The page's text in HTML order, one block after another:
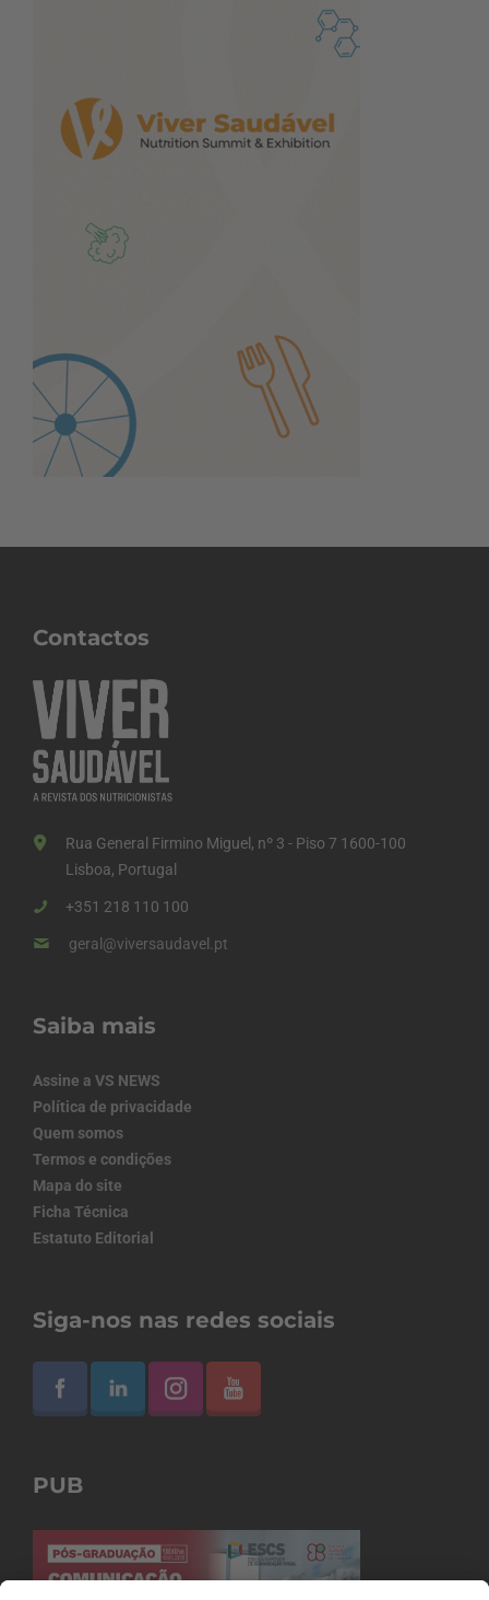
Contactos
Rua General Firmino Miguel, nº 3 - Piso 7 1600-100
Lisboa, Portugal
+351 218 110 100
geral@viversaudavel.pt
Saiba mais
Assine a VS NEWS
Política de privacidade
Quem somos
Termos e condições
Mapa do site
Ficha Técnica
Estatuto Editorial
Siga-nos nas redes sociais
PUB